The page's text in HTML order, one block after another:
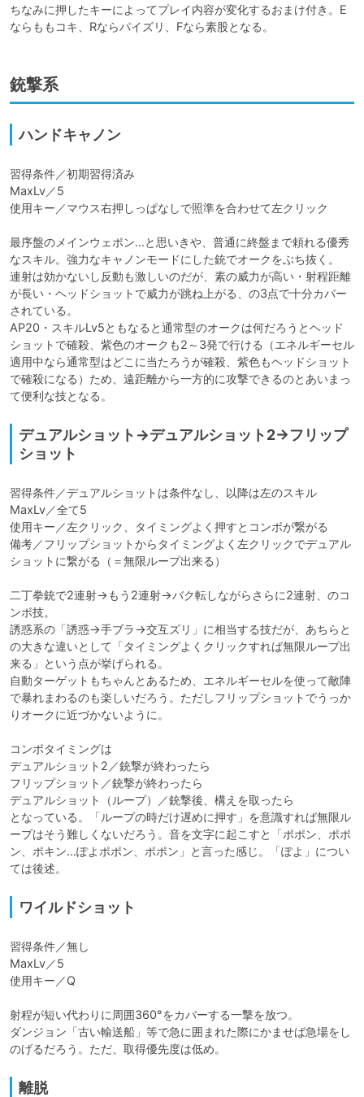
ちなみに押したキーによってプレイ内容が変化するおまけ付き。E
ならももコキ、Rならパイズリ、Fなら素股となる。
銃撃系
ハンドキャノン
習得条件／初期習得済み
MaxLv／5
使用キー／マウス右押しっぱなしで照準を合わせて左クリック
最序盤のメインウェポン…と思いきや、普通に終盤まで頼れる優秀
なスキル。強力なキャノンモードにした銃でオークをぶち抜く。
連射は効かないし反動も激しいのだが、素の威力が高い・射程距離
が長い・ヘッドショットで威力が跳ね上がる、の3点で十分カバー
されている。
AP20・スキルLv5ともなると通常型のオークは何だろうとヘッド
ショットで確殺、紫色のオークも2～3発で行ける（エネルギーセル
適用中なら通常型はどこに当たろうが確殺、紫色もヘッドショット
で確殺になる）ため、遠距離から一方的に攻撃できるのとあいまっ
て便利な技となる。
デュアルショット→デュアルショット2→フリップ
ショット
習得条件／デュアルショットは条件なし、以降は左のスキル
MaxLv／全て5
使用キー／左クリック、タイミングよく押すとコンボが繋がる
備考／フリップショットからタイミングよく左クリックでデュアル
ショットに繋がる（＝無限ループ出来る）
二丁拳銃で2連射→もう2連射→バク転しながらさらに2連射、のコ
ンボ技。
誘惑系の「誘惑→手ブラ→交互ズリ」に相当する技だが、あちらと
の大きな違いとして「タイミングよくクリックすれば無限ループ出
来る」という点が挙げられる。
自動ターゲットもちゃんとあるため、エネルギーセルを使って敵陣
で暴れまわるのも楽しいだろう。ただしフリップショットでうっか
りオークに近づかないように。
コンボタイミングは
デュアルショット2／銃撃が終わったら
フリップショット／銃撃が終わったら
デュアルショット（ループ）／銃撃後、構えを取ったら
となっている。「ループの時だけ遅めに押す」を意識すれば無限ル
ープはそう難しくないだろう。音を文字に起こすと「ポポン、ポポ
ン、ポキン…ぽよポポン、ポポン」と言った感じ。「ぽよ」につい
ては後述。
ワイルドショット
習得条件／無し
MaxLv／5
使用キー／Q
射程が短い代わりに周囲360°をカバーする一撃を放つ。
ダンジョン「古い輸送船」等で急に囲まれた際にかませば急場をし
のげるだろう。ただ、取得優先度は低め。
離脱